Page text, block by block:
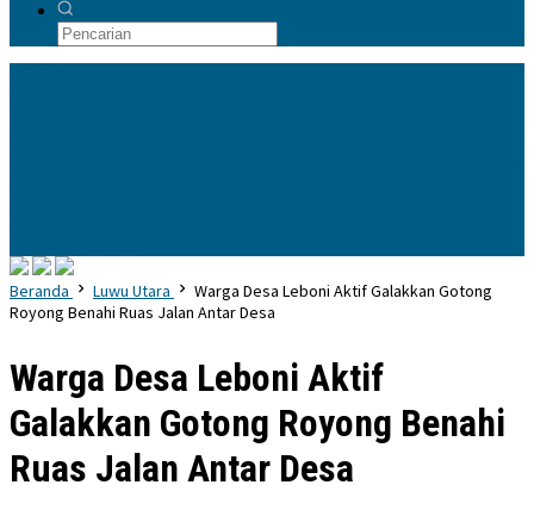
Beranda Luwu Utara
Warga Desa Leboni Aktif Galakkan Gotong
Royong Benahi Ruas Jalan Antar Desa
Warga Desa Leboni Aktif
Galakkan Gotong Royong Benahi
Ruas Jalan Antar Desa